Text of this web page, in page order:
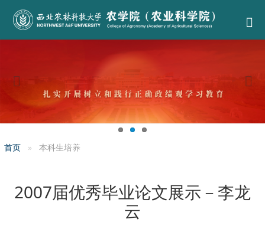
首页 本科生培养
2007届优秀毕业论文展示－李龙
云